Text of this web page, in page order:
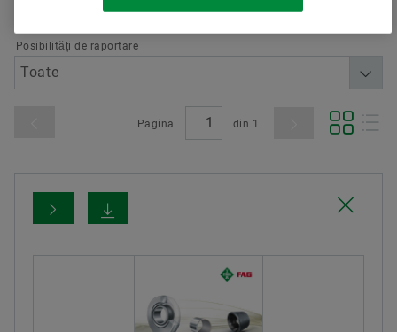
Posibilități de raportare
Pagina din 1